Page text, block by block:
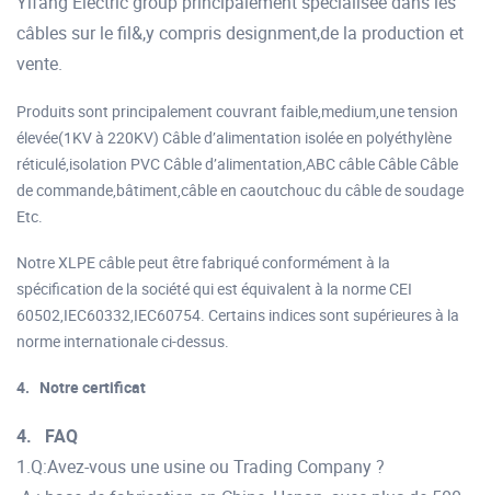
câbles sur le fil&,y compris designment,de la production et
vente.
Produits sont principalement couvrant faible,medium,une tension
élevée(1KV à 220KV) Câble d’alimentation isolée en polyéthylène
réticulé,isolation PVC Câble d’alimentation,ABC câble Câble Câble
de commande,bâtiment,câble en caoutchouc du câble de soudage
Etc.
Notre XLPE câble peut être fabriqué conformément à la
spécification de la société qui est équivalent à la norme CEI
60502,IEC60332,IEC60754. Certains indices sont supérieures à la
norme internationale ci-dessus.
4. Notre certificat
4. FAQ
1.Q:Avez-vous une usine ou Trading Company ?